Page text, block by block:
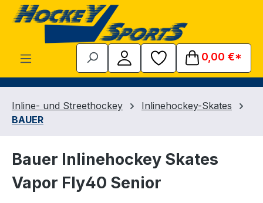
Zum Hauptinhalt springen
0,00 €*
Inline- und Streethockey
Inlinehockey-Skates
BAUER
Bauer Inlinehockey Skates
Vapor Fly40 Senior